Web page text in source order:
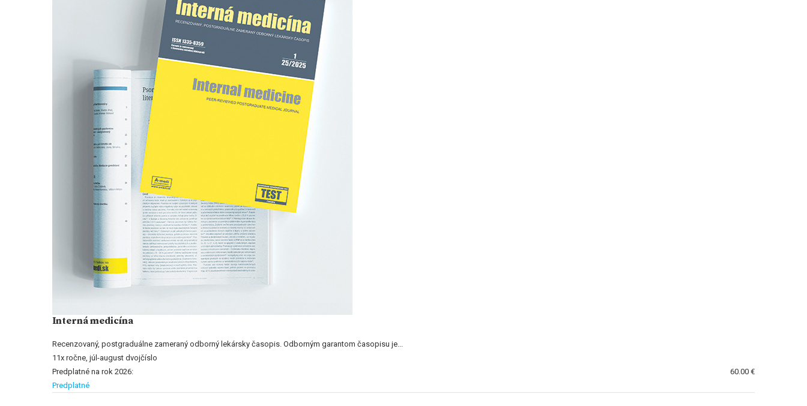
Interná medicína
Recenzovaný, postgraduálne zameraný odborný lekársky časopis. Odborným garantom časopisu je...
11x ročne, júl-august dvojčíslo
Predplatné na rok 2026:
60.00 €
Predplatné